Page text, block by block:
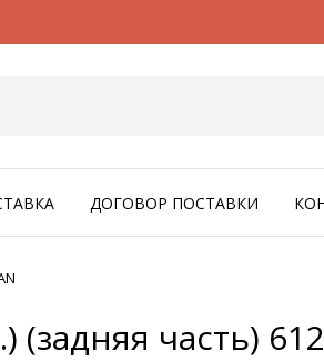
ДОГОВОР ПОСТАВКИ
часть)